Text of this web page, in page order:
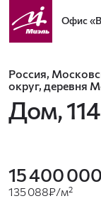
Офис
Россия,
округ, деревня
Дом,
15 400
135 088₽/м²